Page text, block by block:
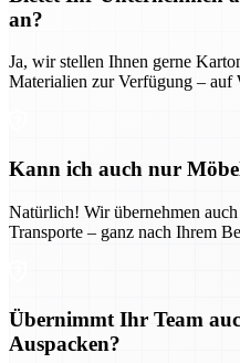
an?
Ja, wir stellen Ihnen gerne
Materialien zur Verfügung – auf
Kann ich auch nur
Natürlich! Wir übernehmen
Transporte – ganz nach Ihrem
Übernimmt Ihr Team
Auspacken?